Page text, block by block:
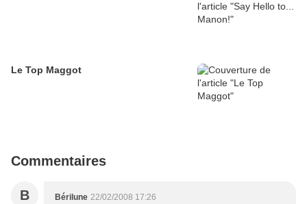
Le Top Maggot
Commentaires
B Bérilune 22/02/2008 17:26